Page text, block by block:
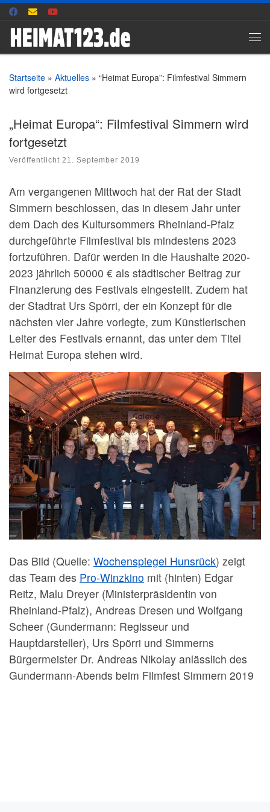
Zum Inhalt springen
Startseite » Aktuelles » “Heimat Europa”: Filmfestival Simmern
wird fortgesetzt
„Heimat Europa“: Filmfestival Simmern wird
fortgesetzt
Veröffentlicht 21. September 2019
Am vergangenen Mittwoch hat der Rat der Stadt
Simmern beschlossen, das in diesem Jahr unter
dem Dach des Kultursommers Rheinland-Pfalz
durchgeführte Filmfestival bis mindestens 2023
fortzuführen. Dafür werden in die Haushalte 2020-
2023 jährlich 50000 € als städtischer Beitrag zur
Finanzierung des Festivals eingestellt. Zudem hat
der Stadtrat Urs Spörri, der ein Konzept für die
nächsten vier Jahre vorlegte, zum Künstlerischen
Leiter des Festivals ernannt, das unter dem Titel
Heimat Europa stehen wird.
Das Bild (Quelle: Wochenspiegel Hunsrück) zeigt
das Team des Pro-Winzkino mit (hinten) Edgar
Reitz, Malu Dreyer (Ministerpräsidentin von
Rheinland-Pfalz), Andreas Dresen und Wolfgang
Scheer (Gundermann: Regisseur und
Hauptdarsteller), Urs Spörri und Simmerns
Bürgermeister Dr. Andreas Nikolay anlässlich des
Gundermann-Abends beim Filmfest Simmern 2019